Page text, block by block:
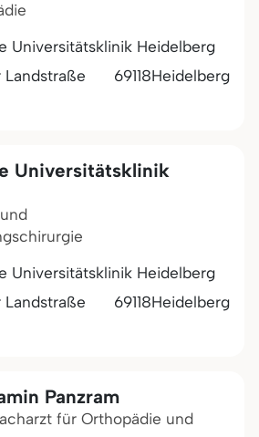
Universitätsklinik Heidelberg
69118Heidelberg
Universitätsklinik
Universitätsklinik Heidelberg
69118Heidelberg
Panzram
für Orthopädie und